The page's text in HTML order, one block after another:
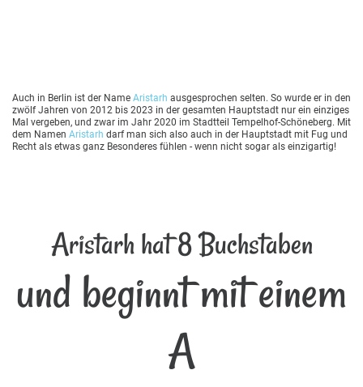
Auch in Berlin ist der Name Aristarh ausgesprochen selten. So wurde er in den
zwölf Jahren von 2012 bis 2023 in der gesamten Hauptstadt nur ein einziges
Mal vergeben, und zwar im Jahr 2020 im Stadtteil Tempelhof-Schöneberg. Mit
dem Namen Aristarh darf man sich also auch in der Hauptstadt mit Fug und
Recht als etwas ganz Besonderes fühlen - wenn nicht sogar als einzigartig!
Aristarh hat 8 Buchstaben
und beginnt mit einem
A